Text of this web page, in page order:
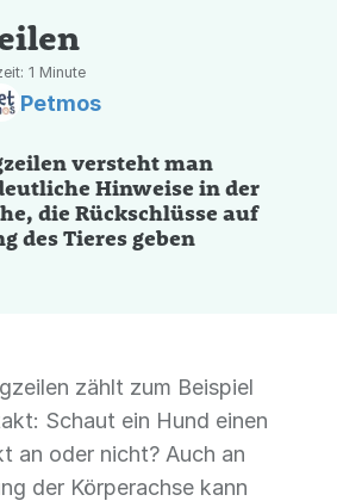
1 Minute
Petmos
versteht man
Hinweise in der
die Rückschlüsse auf
des Tieres geben
zählt zum Beispiel
Schaut ein Hund einen
an oder nicht? Auch an
der Körperachse kann